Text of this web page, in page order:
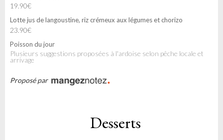
19.90€
Lotte jus de langoustine, riz crémeux aux légumes et chorizo
23.90€
Poisson du jour
Plusieurs suggestions proposées à l'ardoise selon pêche locale et
arrivage
Proposé par
Desserts